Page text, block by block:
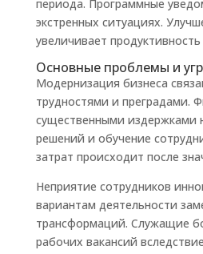
периода. Программные
экстренных ситуациях.
увеличивает
Основные проблемы и
Модернизация бизнеса
трудностями и преградами.
существенными издержками
решений и обучение
затрат происходит после
Неприятие сотрудников
вариантам деятельности
трансформаций. Служащие
рабочих вакансий